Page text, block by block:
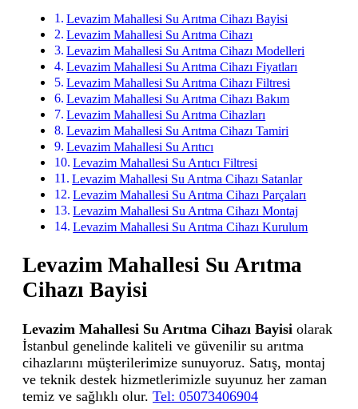
Levazim Mahallesi Su Arıtma Cihazı Bayisi
Levazim Mahallesi Su Arıtma Cihazı
Levazim Mahallesi Su Arıtma Cihazı Modelleri
Levazim Mahallesi Su Arıtma Cihazı Fiyatları
Levazim Mahallesi Su Arıtma Cihazı Filtresi
Levazim Mahallesi Su Arıtma Cihazı Bakım
Levazim Mahallesi Su Arıtma Cihazları
Levazim Mahallesi Su Arıtma Cihazı Tamiri
Levazim Mahallesi Su Arıtıcı
Levazim Mahallesi Su Arıtıcı Filtresi
Levazim Mahallesi Su Arıtma Cihazı Satanlar
Levazim Mahallesi Su Arıtma Cihazı Parçaları
Levazim Mahallesi Su Arıtma Cihazı Montaj
Levazim Mahallesi Su Arıtma Cihazı Kurulum
Levazim Mahallesi Su Arıtma
Cihazı Bayisi
Levazim Mahallesi Su Arıtma Cihazı Bayisi olarak
İstanbul genelinde kaliteli ve güvenilir su arıtma
cihazlarını müşterilerimize sunuyoruz. Satış, montaj
ve teknik destek hizmetlerimizle suyunuz her zaman
temiz ve sağlıklı olur. Tel: 05073406904